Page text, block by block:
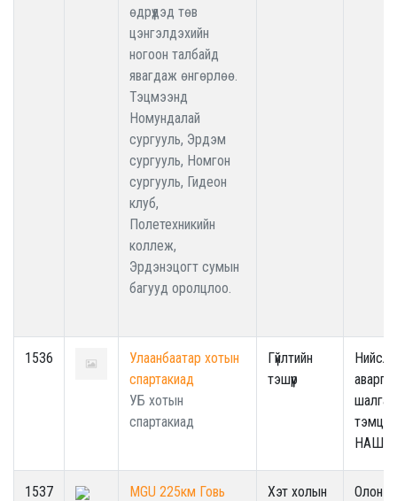
өдрүүдэд төв
цэнгэлдэхийн
ногоон талбайд
явагдаж өнгөрлөө.
Тэцмээнд
Номундалай
сургууль, Эрдэм
сургууль, Номгон
сургууль, Гидеон
клуб,
Полетехникийн
коллеж,
Эрдэнэцогт сумын
багууд оролцлоо.
1536
Улаанбаатар хотын
спартакиад
УБ хотын
спартакиад
Гүйлтийн
тэшүүр
аварга
НАШТ
1537
MGU 225км Говь
Хэт холын
Олон